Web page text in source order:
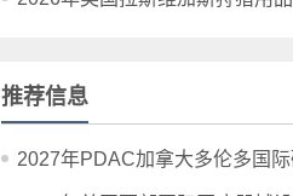
推荐信息
2027年PDAC加拿大多伦多国际